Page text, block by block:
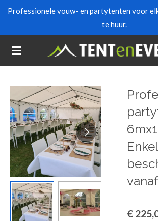
Ga
de
hoofdinhoud
Professionele vouw- en partytenten voor
te huur.
Enkel
€